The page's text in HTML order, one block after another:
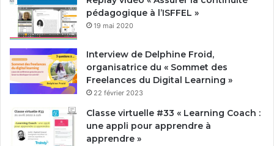
pédagogique à l’ISFFEL »
19 mai 2020
Interview de Delphine Froid,
organisatrice du « Sommet des
Freelances du Digital Learning »
22 février 2023
Classe virtuelle #33 « Learning Coach :
une appli pour apprendre à
apprendre »